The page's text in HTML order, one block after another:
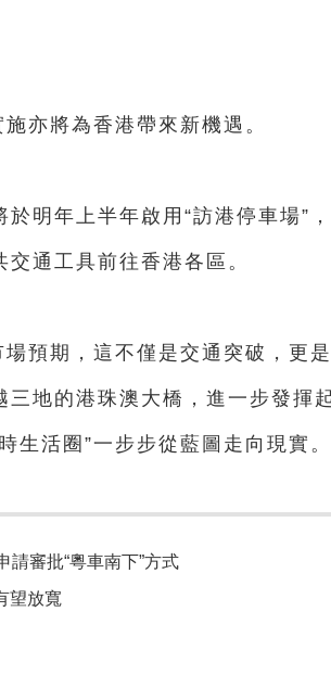
亦將為香港帶來新機遇。
年上半年啟用“訪港停車場”
通工具前往香港各區。
預期，這不僅是交通突破，更
地的港珠澳大橋，進一步發揮
生活圈”一步步從藍圖走向現實。
請審批“粵車南下”方式
望放寬